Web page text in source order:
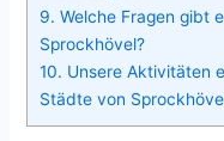
9. Welche Fragen gibt
Sprockhövel?
10. Unsere Aktivitäten
Städte von